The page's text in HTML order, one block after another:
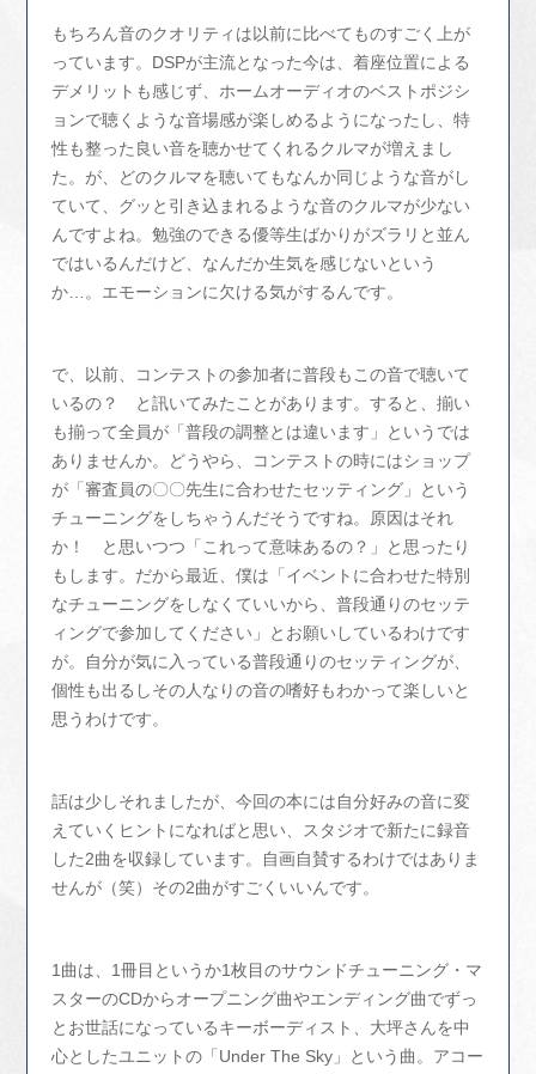
もちろん音のクオリティは以前に比べてものすごく上が
っています。DSPが主流となった今は、着座位置による
デメリットも感じず、ホームオーディオのベストポジシ
ョンで聴くような音場感が楽しめるようになったし、特
性も整った良い音を聴かせてくれるクルマが増えまし
た。が、どのクルマを聴いてもなんか同じような音がし
ていて、グッと引き込まれるような音のクルマが少ない
んですよね。勉強のできる優等生ばかりがズラリと並ん
ではいるんだけど、なんだか生気を感じないという
か…。エモーションに欠ける気がするんです。
で、以前、コンテストの参加者に普段もこの音で聴いて
いるの？ と訊いてみたことがあります。すると、揃い
も揃って全員が「普段の調整とは違います」というでは
ありませんか。どうやら、コンテストの時にはショップ
が「審査員の〇〇先生に合わせたセッティング」という
チューニングをしちゃうんだそうですね。原因はそれ
か！ と思いつつ「これって意味あるの？」と思ったり
もします。だから最近、僕は「イベントに合わせた特別
なチューニングをしなくていいから、普段通りのセッテ
ィングで参加してください」とお願いしているわけです
が。自分が気に入っている普段通りのセッティングが、
個性も出るしその人なりの音の嗜好もわかって楽しいと
思うわけです。
話は少しそれましたが、今回の本には自分好みの音に変
えていくヒントになればと思い、スタジオで新たに録音
した2曲を収録しています。自画自賛するわけではありま
せんが（笑）その2曲がすごくいいんです。
1曲は、1冊目というか1枚目のサウンドチューニング・マ
スターのCDからオープニング曲やエンディング曲でずっ
とお世話になっているキーボーディスト、大坪さんを中
心としたユニットの「Under The Sky」という曲。アコー